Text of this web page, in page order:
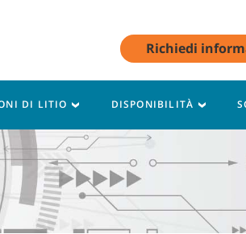
Richiedi
DI LITIO DISPONIBILITÀ